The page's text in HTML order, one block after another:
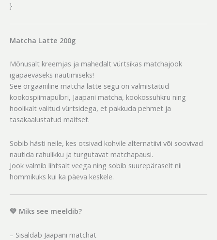
}
Matcha Latte 200g
Mõnusalt kreemjas ja mahedalt vürtsikas matchajook
igapäevaseks nautimiseks!
See orgaaniline matcha latte segu on valmistatud
kookospiimapulbri, Jaapani matcha, kookossuhkru ning
hoolikalt valitud vürtsidega, et pakkuda pehmet ja
tasakaalustatud maitset.
Sobib hästi neile, kes otsivad kohvile alternatiivi või soovivad
nautida rahulikku ja turgutavat matchapausi.
Jook valmib lihtsalt veega ning sobib suurepäraselt nii
hommikuks kui ka päeva keskele.
💚 Miks see meeldib?
– Sisaldab Jaapani matchat